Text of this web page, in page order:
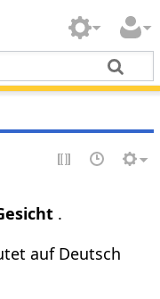
.
auf Deutsch